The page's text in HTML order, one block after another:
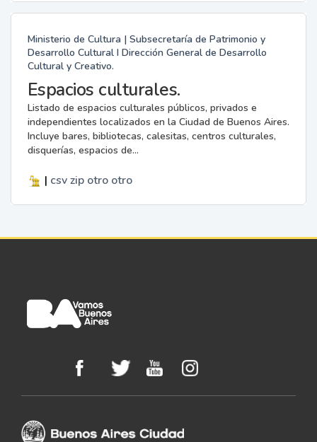
Ministerio de Cultura | Subsecretaría de Patrimonio y
Desarrollo Cultural I Dirección General de Desarrollo
Cultural y Creativo.
Espacios culturales.
Listado de espacios culturales públicos, privados e
independientes localizados en la Ciudad de Buenos Aires.
Incluye bares, bibliotecas, calesitas, centros culturales,
disquerías, espacios de...
| csv zip otro otro